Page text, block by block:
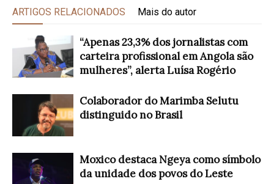
ARTIGOS RELACIONADOS Mais do autor
“Apenas 23,3% dos jornalistas com
carteira profissional em Angola são
mulheres”, alerta Luísa Rogério
Colaborador do Marimba Selutu
distinguido no Brasil
Moxico destaca Ngeya como símbolo
da unidade dos povos do Leste